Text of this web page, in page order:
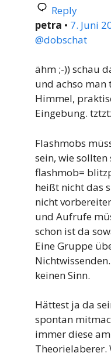
Reply
petra • 7. Juni
@dobschat
ähm ;-)) schau
und achso
Himmel,
Eingebung.
Flashmobs
sein, wie sollten
flashmob=
heißt nicht das
nicht
und Aufrufe
schon ist da
Eine Gruppe
keinen Sinn.
Hättest ja da
spontan
immer diese
Theorielaberer.